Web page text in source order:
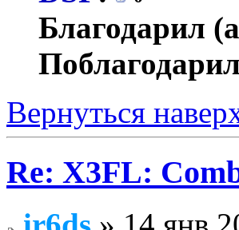
Благодарил
Вернуться
Re: X3FL: